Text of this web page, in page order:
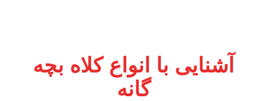
آشنایی با انواع کلاه بچه
گانه